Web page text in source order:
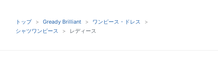
トップ Gready Brilliant
ワンピース・ドレス
シャツワンピース
レディース